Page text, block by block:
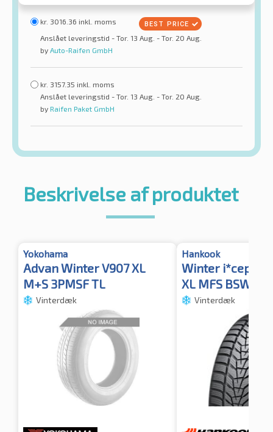
kr. 3016.36 inkl. moms
Anslået leveringstid - Tor. 13 Aug. - Tor. 20 Aug.
by Auto-Raifen GmbH
kr. 3157.35 inkl. moms
Anslået leveringstid - Tor. 13 Aug. - Tor. 20 Aug.
by Raifen Paket GmbH
Beskrivelse af produktet
Yokohama
Advan Winter V907 XL
M+S 3PMSF TL
Vinterdæk
Hankook
Winter i*cept
XL MFS BSW
Vinterdæk